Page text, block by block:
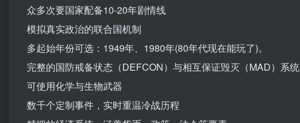
众多次要国家配备10-20年剧情线
模拟真实政治的联合国机制
多起始年份可选：1949年、1980年(80年代现在能玩了)。
完整的国防戒备状态（DEFCON）与相互保证毁灭（MAD）系统
可使用化学与生物武器
数千个定制事件，实时重温冷战历程